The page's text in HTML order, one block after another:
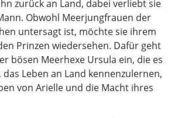
zurück an Land, dabei verliebt sie
Obwohl Meerjungfrauen der
untersagt ist, möchte sie ihrem
Prinzen wiedersehen. Dafür geht
bösen Meerhexe Ursula ein, die es
Leben an Land kennenzulernen,
von Arielle und die Macht ihres